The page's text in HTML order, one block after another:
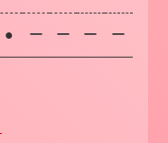
● ー ー ー ー